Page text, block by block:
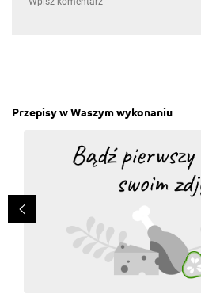
Przepisy w Waszym wykonaniu